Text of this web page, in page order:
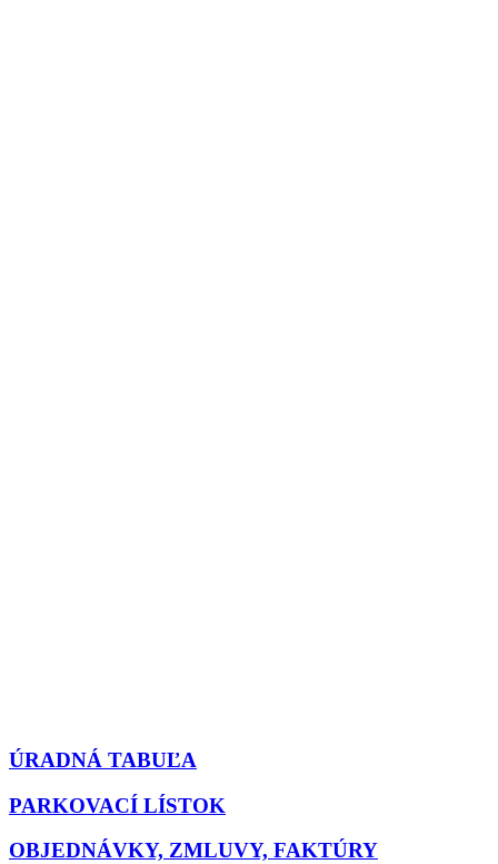
ÚRADNÁ TABUĽA
PARKOVACÍ LÍSTOK
OBJEDNÁVKY, ZMLUVY, FAKTÚRY